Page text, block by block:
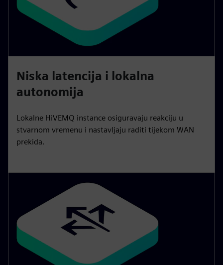
Niska latencija i lokalna
autonomija
Lokalne HiVEMQ instance osiguravaju reakciju u
stvarnom vremenu i nastavljaju raditi tijekom WAN
prekida.